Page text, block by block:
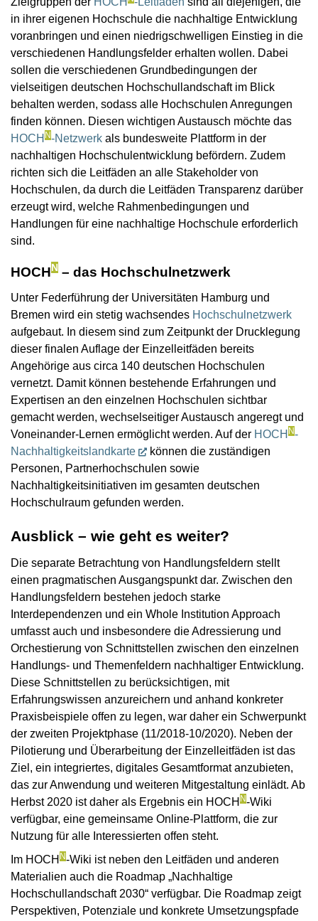
in ihrer eigenen Hochschule die nachhaltige Entwicklung
voranbringen und einen niedrigschwelligen Einstieg in die
verschiedenen Handlungsfelder erhalten wollen. Dabei
sollen die verschiedenen Grundbedingungen der
vielseitigen deutschen Hochschullandschaft im Blick
behalten werden, sodass alle Hochschulen Anregungen
finden können. Diesen wichtigen Austausch möchte das
HOCH N-Netzwerk als bundesweite Plattform in der
nachhaltigen Hochschulentwicklung befördern. Zudem
richten sich die Leitfäden an alle Stakeholder von
Hochschulen, da durch die Leitfäden Transparenz darüber
erzeugt wird, welche Rahmenbedingungen und
Handlungen für eine nachhaltige Hochschule erforderlich
sind.
HOCHN – das Hochschulnetzwerk
Unter Federführung der Universitäten Hamburg und
Bremen wird ein stetig wachsendes Hochschulnetzwerk
aufgebaut. In diesem sind zum Zeitpunkt der Drucklegung
dieser finalen Auflage der Einzelleitfäden bereits
Angehörige aus circa 140 deutschen Hochschulen
vernetzt. Damit können bestehende Erfahrungen und
Expertisen an den einzelnen Hochschulen sichtbar
gemacht werden, wechselseitiger Austausch angeregt und
Voneinander-Lernen ermöglicht werden. Auf der HOCH N-
Nachhaltigkeitslandkarte
können die zuständigen
Personen, Partnerhochschulen sowie
Nachhaltigkeitsinitiativen im gesamten deutschen
Hochschulraum gefunden werden.
Ausblick – wie geht es weiter?
Die separate Betrachtung von Handlungsfeldern stellt
einen pragmatischen Ausgangspunkt dar. Zwischen den
Handlungsfeldern bestehen jedoch starke
Interdependenzen und ein Whole Institution Approach
umfasst auch und insbesondere die Adressierung und
Orchestierung von Schnittstellen zwischen den einzelnen
Handlungs- und Themenfeldern nachhaltiger Entwicklung.
Diese Schnittstellen zu berücksichtigen, mit
Erfahrungswissen anzureichern und anhand konkreter
Praxisbeispiele offen zu legen, war daher ein Schwerpunkt
der zweiten Projektphase (11/2018-10/2020). Neben der
Pilotierung und Überarbeitung der Einzelleitfäden ist das
Ziel, ein integriertes, digitales Gesamtformat anzubieten,
das zur Anwendung und weiteren Mitgestaltung einlädt. Ab
Herbst 2020 ist daher als Ergebnis ein HOCH N-Wiki
verfügbar, eine gemeinsame Online-Plattform, die zur
Nutzung für alle Interessierten offen steht.
Im HOCH N-Wiki ist neben den Leitfäden und anderen
Materialien auch die Roadmap „Nachhaltige
Hochschullandschaft 2030“ verfügbar. Die Roadmap zeigt
Perspektiven, Potenziale und konkrete Umsetzungspfade